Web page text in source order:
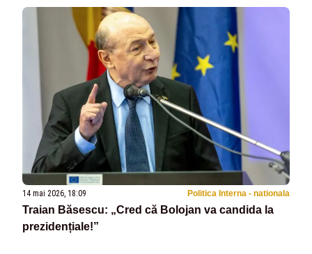
14 mai 2026, 18:09 Politica Interna - nationala
Traian Băsescu: „Cred că Bolojan va candida la
prezidențiale!”